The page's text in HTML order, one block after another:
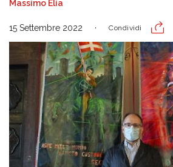
Massimo Elia
15 Settembre 2022 Condividi